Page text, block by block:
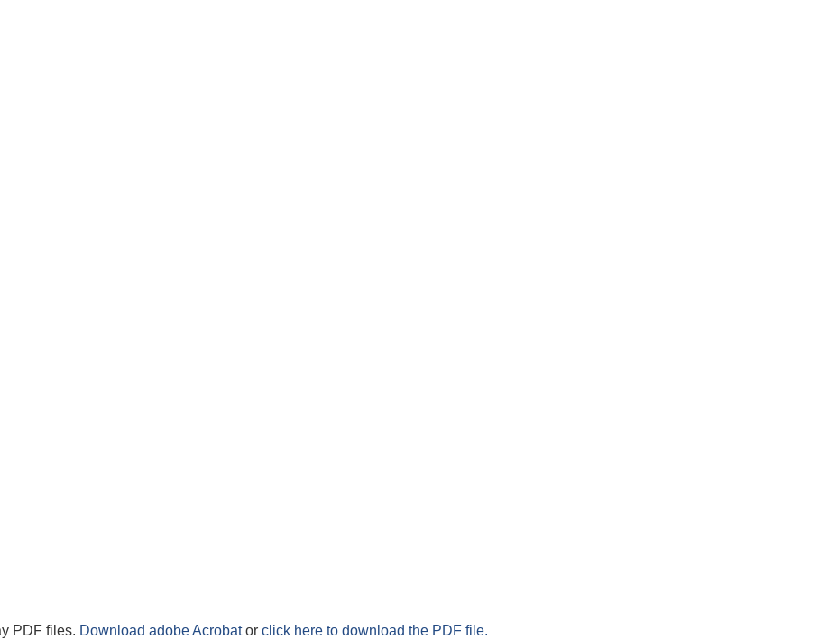
PDF files. Download adobe Acrobator click here to download the PDF file.